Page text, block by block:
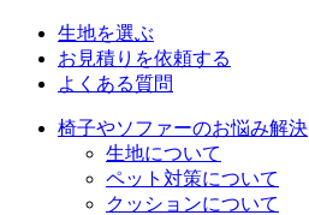
生地を選ぶ
お見積りを依頼する
よくある質問
椅子やソファーのお悩み解決
生地について
ペット対策について
クッションについて